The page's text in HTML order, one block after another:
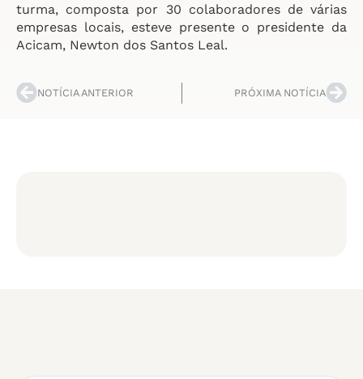
turma, composta por 30 colaboradores de várias
empresas locais, esteve presente o presidente da
Acicam, Newton dos Santos Leal.
NOTÍCIA ANTERIOR PRÓXIMA NOTÍCIA